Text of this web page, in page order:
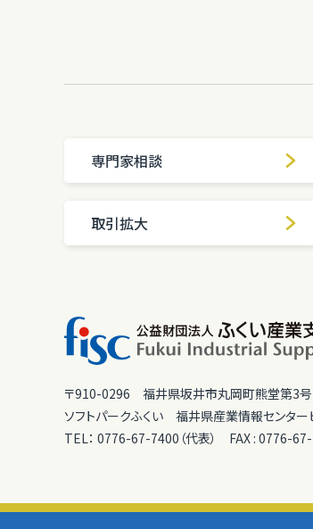
専門家相談
取引拡大
〒910-0296 福井県坂井市丸岡町熊堂第3
ソフトパークふくい 福井県産業情報センター
TEL： 0776-67-7400（代表） FAX : 0776-